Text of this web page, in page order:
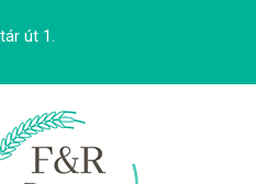
út 1.